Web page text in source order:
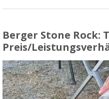
Berger Stone Rock:
Preis/